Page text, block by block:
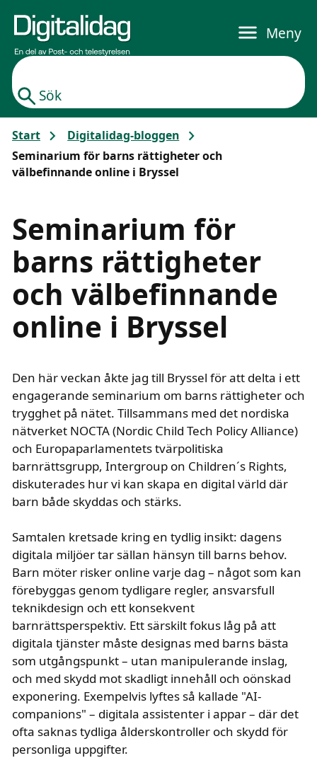
Sök
Meny
Start
Digitalidag-bloggen
Seminarium för barns rättigheter och
välbefinnande online i Bryssel
Seminarium för
barns rättigheter
och välbefinnande
online i Bryssel
Den här veckan åkte jag till Bryssel för att delta i ett
engagerande seminarium om barns rättigheter och
trygghet på nätet. Tillsammans med det nordiska
nätverket NOCTA (Nordic Child Tech Policy Alliance)
och Europaparlamentets tvärpolitiska
barnrättsgrupp, Intergroup on Children´s Rights,
diskuterades hur vi kan skapa en digital värld där
barn både skyddas och stärks.
Samtalen kretsade kring en tydlig insikt: dagens
digitala miljöer tar sällan hänsyn till barns behov.
Barn möter risker online varje dag – något som kan
förebyggas genom tydligare regler, ansvarsfull
teknikdesign och ett konsekvent
barnrättsperspektiv. Ett särskilt fokus låg på att
digitala tjänster måste designas med barns bästa
som utgångspunkt – utan manipulerande inslag,
och med skydd mot skadligt innehåll och oönskad
exponering. Exempelvis lyftes så kallade "AI-
companions" – digitala assistenter i appar – där det
ofta saknas tydliga ålderskontroller och skydd för
personliga uppgifter.